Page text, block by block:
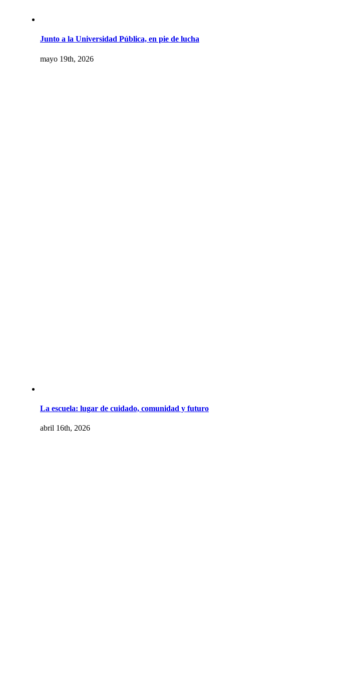
Junto a la Universidad Pública, en pie de lucha
mayo 19th, 2026
La escuela: lugar de cuidado, comunidad y futuro
abril 16th, 2026